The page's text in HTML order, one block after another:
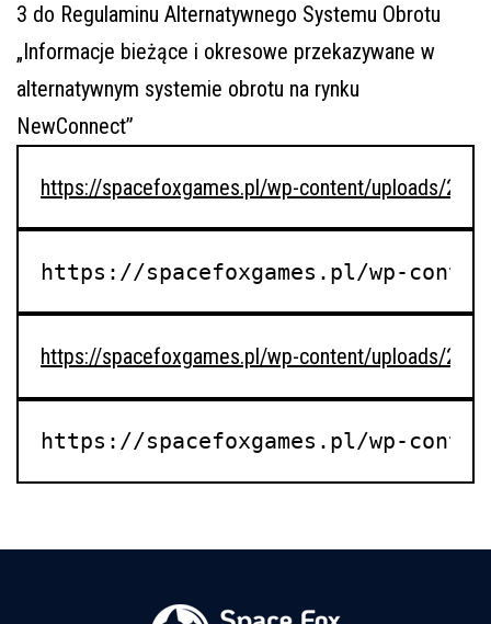
3 do Regulaminu Alternatywnego Systemu Obrotu
„Informacje bieżące i okresowe przekazywane w
alternatywnym systemie obrotu na rynku
NewConnect”
https://spacefoxgames.pl/wp-content/uploads/
https://spacefoxgames.pl/wp-
https://spacefoxgames.pl/wp-content/uploads/
https://spacefoxgames.pl/wp-